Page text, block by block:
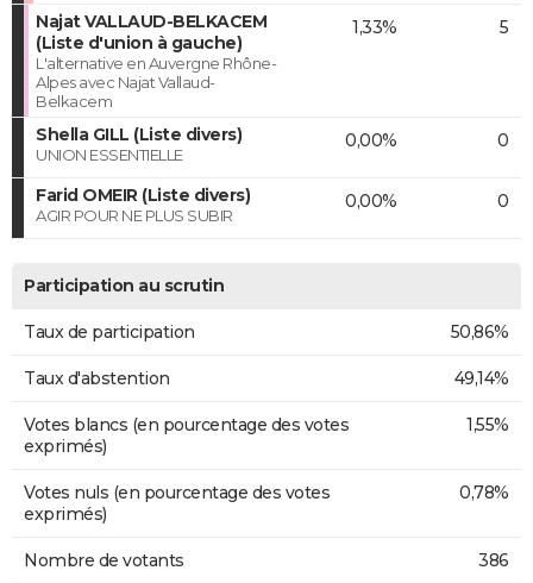
Najat VALLAUD-BELKACEM
(Liste d'union à gauche)
L'alternative en Auvergne Rhône-
Alpes avec Najat Vallaud-
Belkacem
1,33% 5
Shella GILL (Liste divers)
UNION ESSENTIELLE
0,00% 0
Farid OMEIR (Liste divers)
AGIR POUR NE PLUS SUBIR
0,00% 0
Participation au scrutin
Taux de participation 50,86%
Taux d'abstention 49,14%
Votes blancs (en pourcentage des votes
exprimés)
1,55%
Votes nuls (en pourcentage des votes
exprimés)
0,78%
Nombre de votants 386